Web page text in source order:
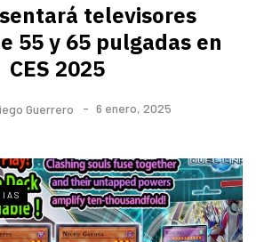
televisores
55 y 65 pulgadas en
CES 2025
Guerrero 6 enero, 2025